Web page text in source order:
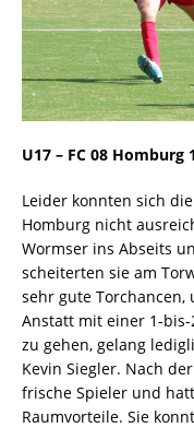
U17 – FC 08 Homburg
Leider konnten sich
Homburg nicht
Wormser ins Abseits
scheiterten sie am
sehr gute
Anstatt mit einer 1-
zu gehen, gelang
Kevin Siegler. Nach
frische Spieler und
Raumvorteile. Sie